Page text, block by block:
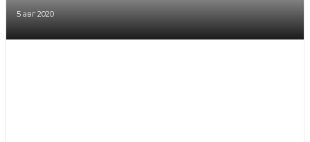
5 авг 2020